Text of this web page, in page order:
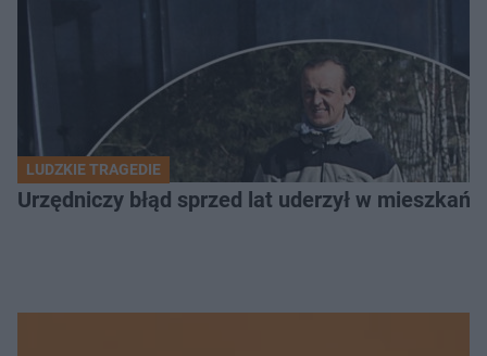
LUDZKIE TRAGEDIE
Urzędniczy błąd sprzed lat uderzył w